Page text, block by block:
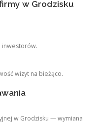
w Grodzisku
inwestorów.
wizyt na bieżąco.
w Grodzisku — wymiana